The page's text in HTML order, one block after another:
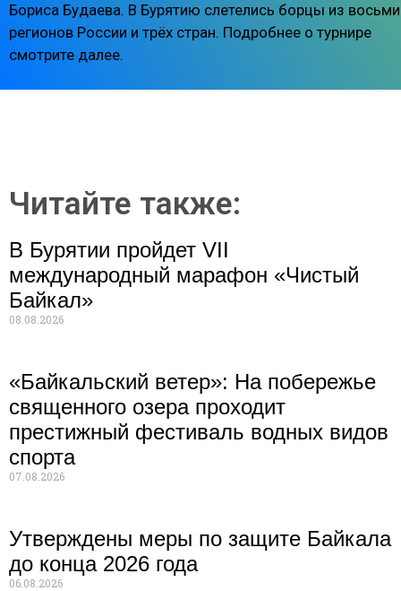
Бориса Будаева. В Бурятию слетелись борцы из восьми
регионов России и трёх стран. Подробнее о турнире
смотрите далее.
Читайте также:
В Бурятии пройдет VII
международный марафон «Чистый
Байкал»
08.08.2026
«Байкальский ветер»: На побережье
священного озера проходит
престижный фестиваль водных видов
спорта
07.08.2026
Утверждены меры по защите Байкала
до конца 2026 года
06.08.2026